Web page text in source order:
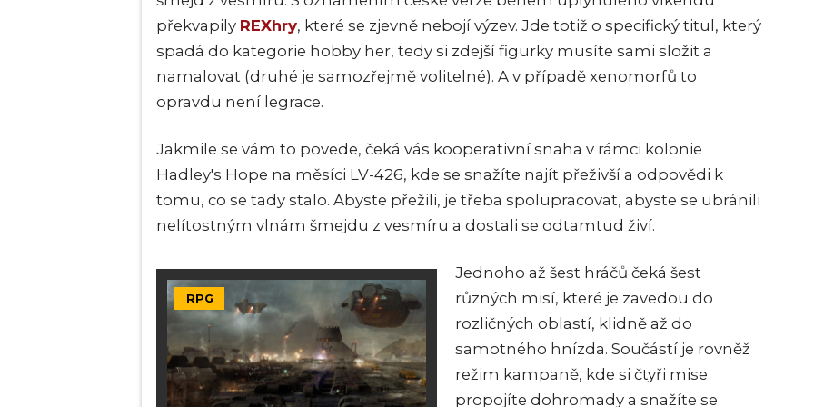
překvapily REXhry, které se zjevně nebojí výzev. Jde totiž o specifický titul, který
spadá do kategorie hobby her, tedy si zdejší figurky musíte sami složit a
namalovat (druhé je samozřejmě volitelné). A v případě xenomorfů to
opravdu není legrace.
Jakmile se vám to povede, čeká vás kooperativní snaha v rámci kolonie
Hadley's Hope na měsíci LV-426, kde se snažíte najít přeživší a odpovědi k
tomu, co se tady stalo. Abyste přežili, je třeba spolupracovat, abyste se ubránili
nelítostným vlnám šmejdu z vesmíru a dostali se odtamtud živí.
RPG
Jednoho až šest hráčů čeká šest
různých misí, které je zavedou do
rozličných oblastí, klidně až do
samotného hnízda. Součástí je rovněž
režim kampaně, kde si čtyři mise
propojíte dohromady a snažíte se